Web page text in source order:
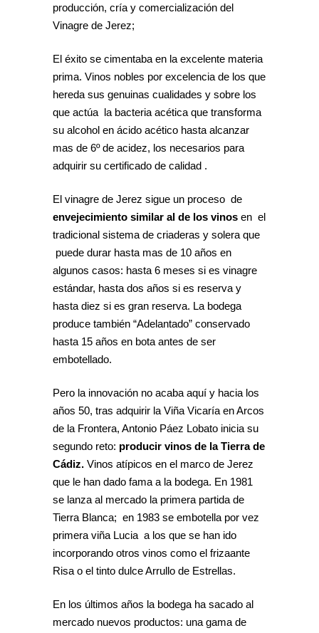
producción, cría y comercialización del
Vinagre de Jerez;
El éxito se cimentaba en la excelente materia
prima. Vinos nobles por excelencia de los que
hereda sus genuinas cualidades y sobre los
que actúa la bacteria acética que transforma
su alcohol en ácido acético hasta alcanzar
mas de 6º de acidez, los necesarios para
adquirir su certificado de calidad .
El vinagre de Jerez sigue un proceso de
envejecimiento similar al de los vinos en el
tradicional sistema de criaderas y solera que
puede durar hasta mas de 10 años en
algunos casos: hasta 6 meses si es vinagre
estándar, hasta dos años si es reserva y
hasta diez si es gran reserva. La bodega
produce también “Adelantado” conservado
hasta 15 años en bota antes de ser
embotellado.
Pero la innovación no acaba aquí y hacia los
años 50, tras adquirir la Viña Vicaría en Arcos
de la Frontera, Antonio Páez Lobato inicia su
segundo reto: producir vinos de la Tierra de
Cádiz. Vinos atípicos en el marco de Jerez
que le han dado fama a la bodega. En 1981
se lanza al mercado la primera partida de
Tierra Blanca; en 1983 se embotella por vez
primera viña Lucia a los que se han ido
incorporando otros vinos como el frizaante
Risa o el tinto dulce Arrullo de Estrellas.
En los últimos años la bodega ha sacado al
mercado nuevos productos: una gama de